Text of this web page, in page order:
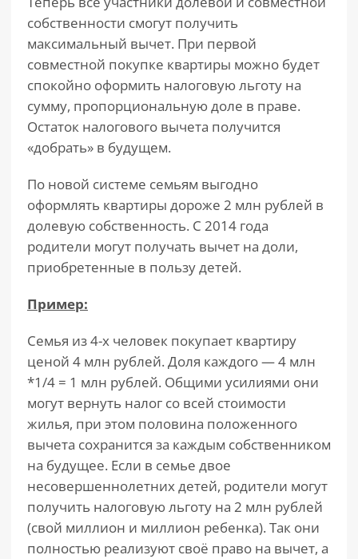
собственности смогут получить
максимальный вычет. При первой
совместной покупке квартиры можно будет
спокойно оформить налоговую льготу на
сумму, пропорциональную доле в праве.
Остаток налогового вычета получится
«добрать» в будущем.
По новой системе семьям выгодно
оформлять квартиры дороже 2 млн рублей в
долевую собственность. С 2014 года
родители могут получать вычет на доли,
приобретенные в пользу детей.
Пример:
Семья из 4-х человек покупает квартиру
ценой 4 млн рублей. Доля каждого — 4 млн
*1/4 = 1 млн рублей. Общими усилиями они
могут вернуть налог со всей стоимости
жилья, при этом половина положенного
вычета сохранится за каждым собственником
на будущее. Если в семье двое
несовершеннолетних детей, родители могут
получить налоговую льготу на 2 млн рублей
(свой миллион и миллион ребенка). Так они
полностью реализуют своё право на вычет, а